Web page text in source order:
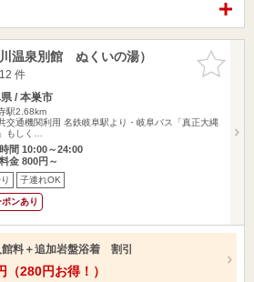
お気に入
りに追加
温泉別館 ぬくいの湯）
件
/ 本巣市
駅2.68km
交通機関利用 名鉄岐阜駅より・岐阜バス「真正大縄
もしく…
間 10:00～24:00
金 800円～
子連れOK
ポンあり
館料＋追加岩盤浴着 割引
（280円お得！）